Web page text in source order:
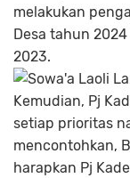
melakukan
Desa tahun
2023.
Kemudian, Pj
setiap prioritas
mencontohkan,
harapkan Pj